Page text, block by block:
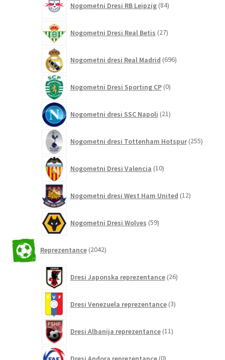
Nogometni Dresi RB Leipzig 84izdelkov
Nogometni Dresi Real Betis 27izdelkov
Nogometni dresi Real Madrid 696izdelkov
Nogometni Dresi Sporting CP 0izdelkov
Nogometni dresi SSC Napoli 21izdelkov
Nogometni dresi Tottenham Hotspur 255
Nogometni Dresi Valencia 10izdelkov
Nogometni dresi West Ham United 12izdelkov
Nogometni Dresi Wolves 59izdelkov
Reprezentance 2042izdelkov
Dresi Japonska reprezentance 26izdelkov
Dresi Venezuela reprezentance 3izdelki
Dresi Albanija reprezentance 11izdelkov